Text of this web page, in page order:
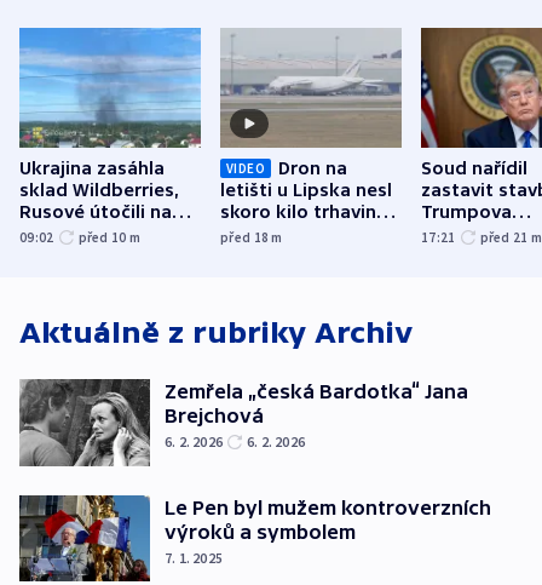
Ukrajina zasáhla
sklad Wildberries,
Rusové útočili na
trh, hasiče či
09:02 před 10 m
VIDEO
Dron na
letišti u Lipska nesl
skoro kilo trhaviny,
indicie ukazují na
před 18m
Soud nařídil
zastavit
Trumpova
tanečního
17:21 před 21 m
Aktuálně z rubriky Archiv
Zemřela „česká Bardotka“ Jana
Brejchová
6. 2. 2026 6. 2. 2026
Le Pen byl mužem kontroverzních
výroků a symbolem
7. 1. 2025